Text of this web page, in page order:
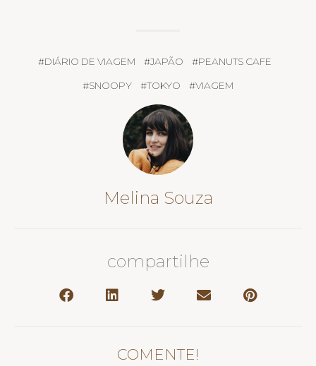
#DIÁRIO DE VIAGEM #JAPÃO #PEANUTS CAFE
#SNOOPY #TOKYO #VIAGEM
Melina Souza
compartilhe
COMENTE!